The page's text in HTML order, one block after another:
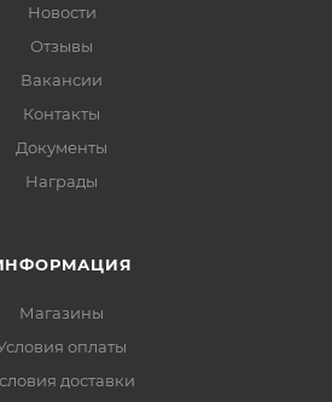
Новости
Отзывы
Вакансии
Контакты
Документы
Награды
Магазины
оплаты
доставки